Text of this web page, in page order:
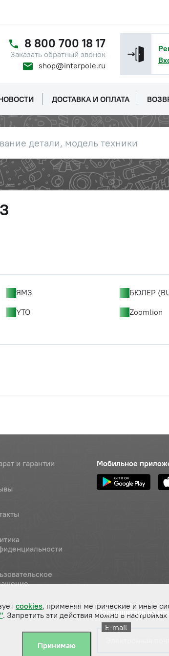
8 800 700 18 17
Заказать обратный звонок
shop@interpole.ru
ДОСТАВКА И ОПЛАТА
ЯМЗ БЮЛЕР
YTO Zoomlion
и гарантии Мобильное
Подпишитесь на
E-mail
cookies, применяя метрические и иные
. Запретить эти действия можно в настройках
Принимаю